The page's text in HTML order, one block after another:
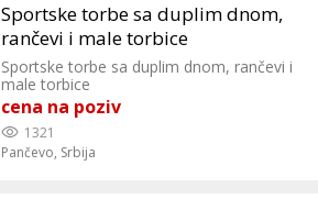
Sportske torbe sa duplim dnom,
rančevi i male torbice
Sportske torbe sa duplim dnom, rančevi i
male torbice
cena na poziv
1321
Pančevo, Srbija